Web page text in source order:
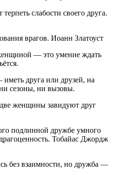
слабости своего друга.
врагов. Иоанн Златоуст
— это умение ждать
друга или друзей, на
сезоны, ни вызовы.
женщины завидуют друг
подлинной дружбе умного
Тобайас Джордж
без взаимности, но дружба —